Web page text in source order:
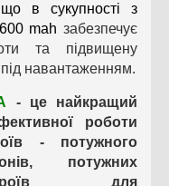
в сукупності з
mah забезпечує
та підвищену
під навантаженням.
- це найкращий
роботи
- потужного
потужних
для